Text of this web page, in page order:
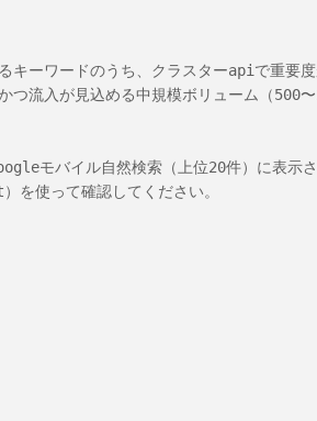
キーワードのうち、クラスターapiで重要
つ流入が見込める中規模ボリューム（500
モバイル自然検索（上位20件）に表示
使って確認してください。